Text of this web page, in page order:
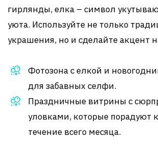
гирлянды, елка – символ
уюта. Используйте не только
украшения, но и сделайте акцент
Фотозона с елкой и
для забавных селфи.
Праздничные витрины с
уловками, которые порадуют
течение всего месяца.